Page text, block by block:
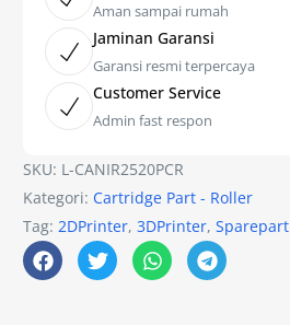
Aman sampai rumah
Jaminan Garansi
Garansi resmi terpercaya
Customer Service
Admin fast respon
SKU: L-CANIR2520PCR
Kategori: Cartridge Part - Roller
Tag:2DPrinter,3DPrinter,Sparepart